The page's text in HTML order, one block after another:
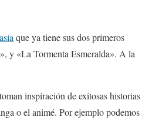
que ya tiene sus dos primeros
y «La Tormenta Esmeralda». A la
inspiración de exitosas historias
o el animé. Por ejemplo podemos